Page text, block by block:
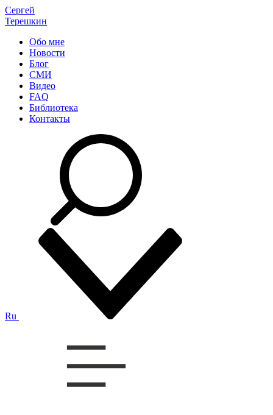
Сергей
Терешкин
Обо мне
Новости
Блог
СМИ
Видео
FAQ
Библиотека
Контакты
Ru